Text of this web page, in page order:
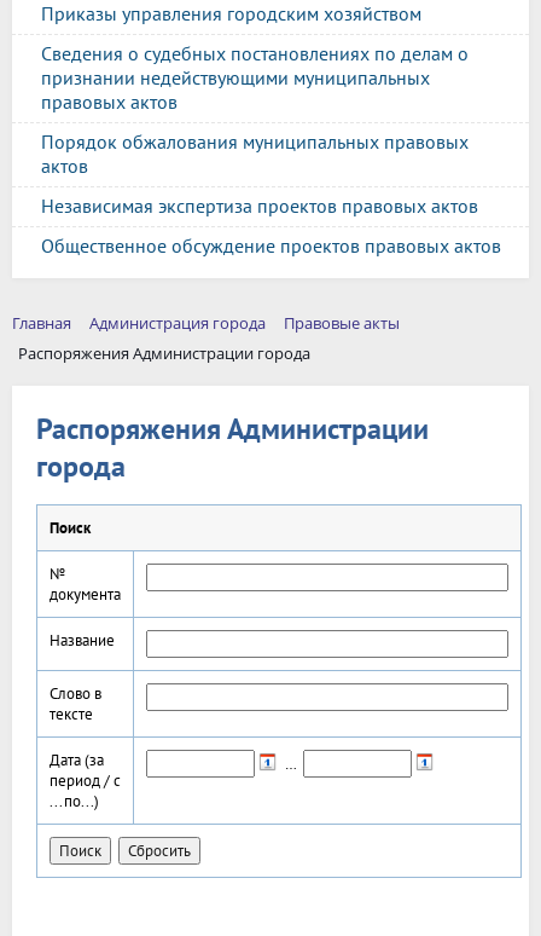
Приказы управления городским хозяйством
Сведения о судебных постановлениях по делам о
признании недействующими муниципальных
правовых актов
Порядок обжалования муниципальных правовых
актов
Независимая экспертиза проектов правовых актов
Общественное обсуждение проектов правовых актов
Главная Администрация города
Правовые акты
Распоряжения Администрации города
Распоряжения Администрации
города
Поиск
№
документа
Название
Слово в
тексте
Дата (за
период / с
...по...)
…